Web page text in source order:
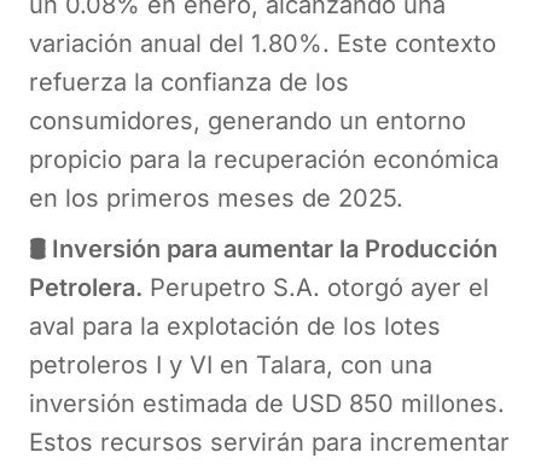
variación anual del 1.80%. Este contexto
refuerza la confianza de los
consumidores, generando un entorno
propicio para la recuperación económica
en los primeros meses de 2025.
🛢️ Inversión para aumentar la Producción
Petrolera. Perupetro S.A. otorgó ayer el
aval para la explotación de los lotes
petroleros I y VI en Talara, con una
inversión estimada de USD 850 millones.
Estos recursos servirán para incrementar